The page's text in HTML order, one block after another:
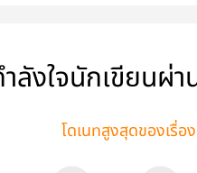
ลังใจนักเขียนผ่า
โดเนทสูงสุดของเรื่อ